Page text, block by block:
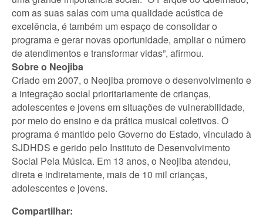
com as suas salas com uma qualidade acústica de
excelência, é também um espaço de consolidar o
programa e gerar novas oportunidade, ampliar o número
de atendimentos e transformar vidas”, afirmou.
Sobre o Neojiba
Criado em 2007, o Neojiba promove o desenvolvimento e
a integração social prioritariamente de crianças,
adolescentes e jovens em situações de vulnerabilidade,
por meio do ensino e da prática musical coletivos. O
programa é mantido pelo Governo do Estado, vinculado à
SJDHDS e gerido pelo Instituto de Desenvolvimento
Social Pela Música. Em 13 anos, o Neojiba atendeu,
direta e indiretamente, mais de 10 mil crianças,
adolescentes e jovens.
Compartilhar: